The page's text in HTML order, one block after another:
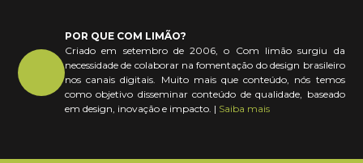
POR QUE COM LIMÃO?
Criado em setembro de 2006, o Com limão surgiu da
necessidade de colaborar na fomentação do design brasileiro
nos canais digitais. Muito mais que conteúdo, nós temos
como objetivo disseminar conteúdo de qualidade, baseado
em design, inovação e impacto. | Saiba mais